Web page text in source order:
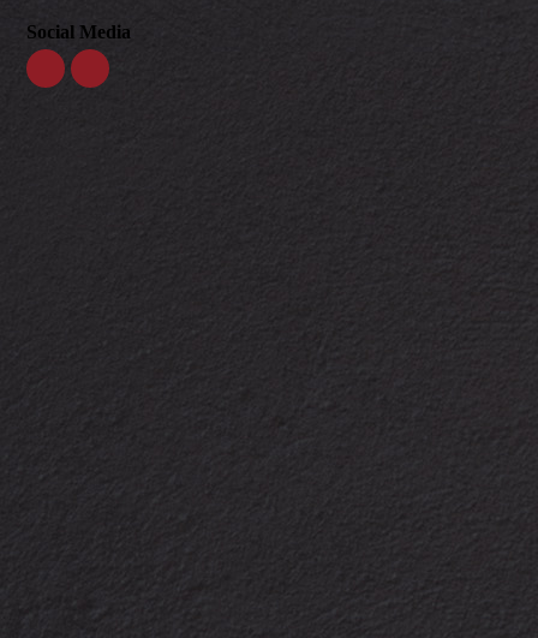
Social Media